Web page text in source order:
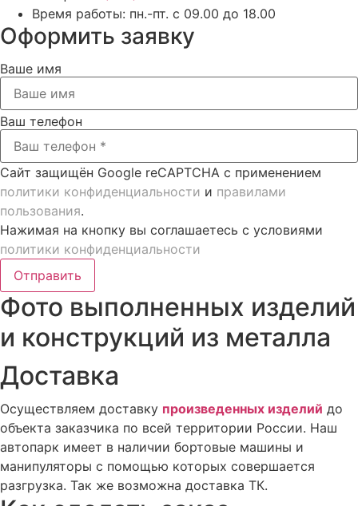
Время работы: пн.-пт. с 09.00 до 18.00
Оформить заявку
Ваше имя
Ваш телефон
Сайт защищён Google reCAPTCHA с применением
политики конфиденциальности и правилами
пользования.
Нажимая на кнопку вы соглашаетесь с условиями
политики конфиденциальности
Отправить
Фото выполненных изделий
и конструкций из металла
Доставка
Осуществляем доставку произведенных изделий до
объекта заказчика по всей территории России. Наш
автопарк имеет в наличии бортовые машины и
манипуляторы с помощью которых совершается
разгрузка. Так же возможна доставка ТК.